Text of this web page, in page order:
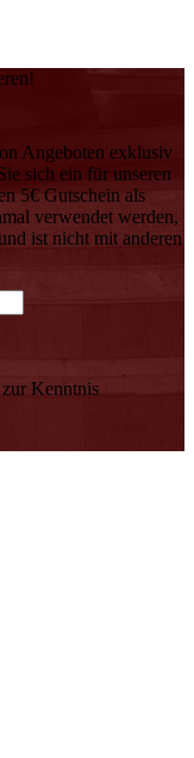
Angeboten exklusiv
sich ein für unseren
5€ Gutschein als
verwendet werden,
ist nicht mit anderen
zur Kenntnis